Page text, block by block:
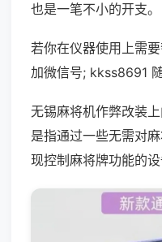
也是一笔不小的开支。
若你在仪器使用上需
加微信号; kkss8691 随
无锡麻将机作弊改装
是指通过一些无需对
现控制麻将牌功能的设